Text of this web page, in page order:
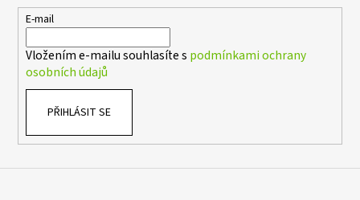
E-mail
Vložením e-mailu souhlasíte s podmínkami ochrany
osobních údajů
PŘIHLÁSIT SE